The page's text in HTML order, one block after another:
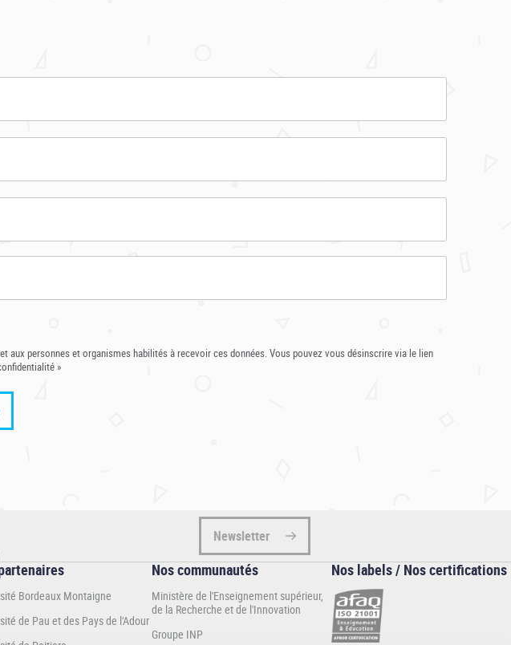
personnes et organismes habilités à recevoir ces données. Vous pouvez vous désinscrire via le lien
»
Newsletter
Bordeaux Montaigne
de Pau et des Pays de l'Adour
Nos communautés
Ministère de l'Enseignement supérieur,
de la Recherche et de l'Innovation
Groupe INP
Nos labels / Nos certifications